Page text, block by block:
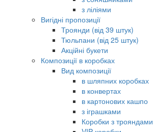
з ліліями
Вигідні пропозиції
Троянди (від 39 штук)
Тюльпани (від 25 штук)
Акційні букети
Композиції в коробках
Вид композиції
в шляпних коробках
в конвертах
в картонових кашпо
з іграшками
Коробки з трояндами